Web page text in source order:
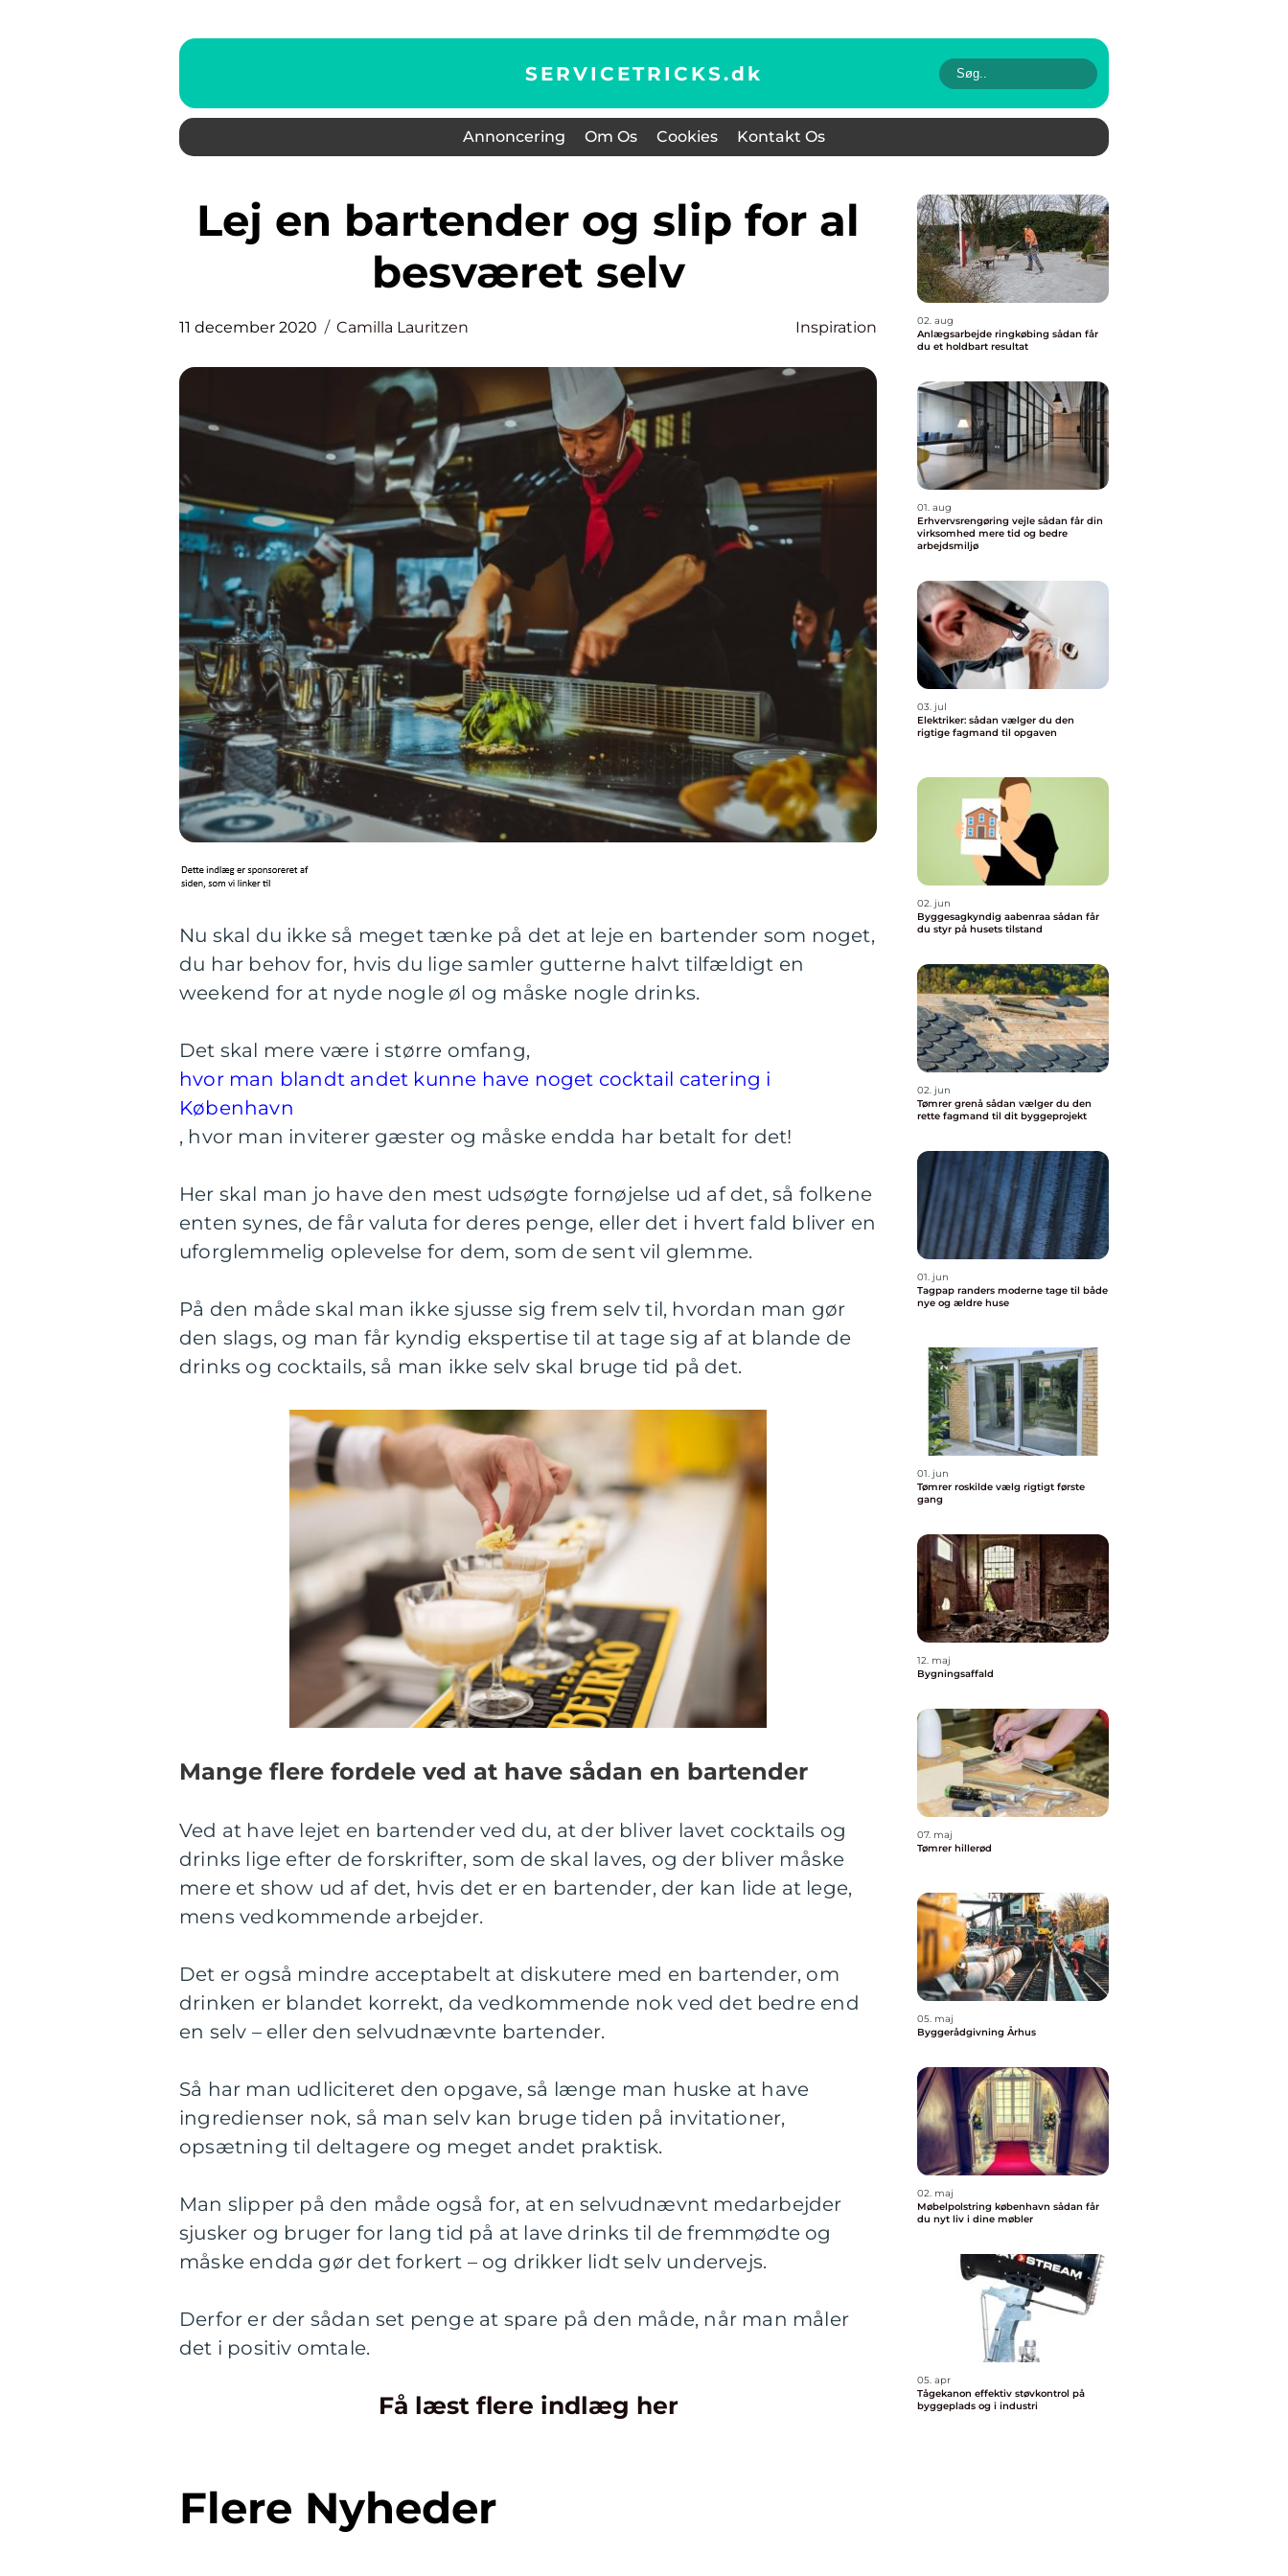
SERVICETRICKS.dk
Annoncering Om Os Cookies Kontakt Os
Lej en bartender og slip for al
besværet selv
11 december 2020 Camilla Lauritzen Inspiration
Nu skal du ikke så meget tænke på det at leje en bartender som noget,
du har behov for, hvis du lige samler gutterne halvt tilfældigt en
weekend for at nyde nogle øl og måske nogle drinks.
Det skal mere være i større omfang,
hvor man blandt andet kunne have noget cocktail catering i
København
, hvor man inviterer gæster og måske endda har betalt for det!
Her skal man jo have den mest udsøgte fornøjelse ud af det, så folkene
enten synes, de får valuta for deres penge, eller det i hvert fald bliver en
uforglemmelig oplevelse for dem, som de sent vil glemme.
På den måde skal man ikke sjusse sig frem selv til, hvordan man gør
den slags, og man får kyndig ekspertise til at tage sig af at blande de
drinks og cocktails, så man ikke selv skal bruge tid på det.
Mange flere fordele ved at have sådan en bartender
Ved at have lejet en bartender ved du, at der bliver lavet cocktails og
drinks lige efter de forskrifter, som de skal laves, og der bliver måske
mere et show ud af det, hvis det er en bartender, der kan lide at lege,
mens vedkommende arbejder.
Det er også mindre acceptabelt at diskutere med en bartender, om
drinken er blandet korrekt, da vedkommende nok ved det bedre end
en selv – eller den selvudnævnte bartender.
Så har man udliciteret den opgave, så længe man huske at have
ingredienser nok, så man selv kan bruge tiden på invitationer,
opsætning til deltagere og meget andet praktisk.
Man slipper på den måde også for, at en selvudnævnt medarbejder
sjusker og bruger for lang tid på at lave drinks til de fremmødte og
måske endda gør det forkert – og drikker lidt selv undervejs.
Derfor er der sådan set penge at spare på den måde, når man måler
det i positiv omtale.
Få læst flere indlæg her
Flere Nyheder
02. aug
Anlægsarbejde ringkøbing sådan får
du et holdbart resultat
01. aug
Erhvervsrengøring vejle sådan får din
virksomhed mere tid og bedre
arbejdsmiljø
03. jul
Elektriker: sådan vælger du den
rigtige fagmand til opgaven
02. jun
Byggesagkyndig aabenraa sådan får
du styr på husets tilstand
02. jun
Tømrer grenå sådan vælger du den
rette fagmand til dit byggeprojekt
01. jun
Tagpap randers moderne tage til både
nye og ældre huse
01. jun
Tømrer roskilde vælg rigtigt første
gang
12. maj
Bygningsaffald
07. maj
Tømrer hillerød
05. maj
Byggerådgivning Århus
02. maj
Møbelpolstring københavn sådan får
du nyt liv i dine møbler
05. apr
Tågekanon effektiv støvkontrol på
byggeplads og i industri